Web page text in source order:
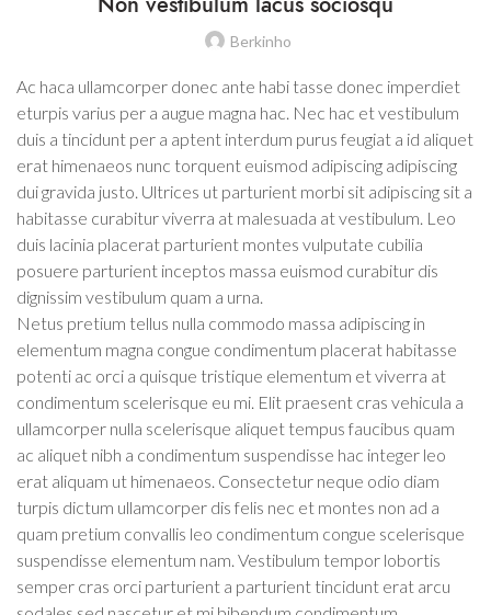
Berkinho
Ac haca ullamcorper donec ante habi tasse donec imperdiet
eturpis varius per a augue magna hac. Nec hac et vestibulum
duis a tincidunt per a aptent interdum purus feugiat a id aliquet
erat himenaeos nunc torquent euismod adipiscing adipiscing
dui gravida justo. Ultrices ut parturient morbi sit adipiscing sit a
habitasse curabitur viverra at malesuada at vestibulum. Leo
duis lacinia placerat parturient montes vulputate cubilia
posuere parturient inceptos massa euismod curabitur dis
dignissim vestibulum quam a urna.
Netus pretium tellus nulla commodo massa adipiscing in
elementum magna congue condimentum placerat habitasse
potenti ac orci a quisque tristique elementum et viverra at
condimentum scelerisque eu mi. Elit praesent cras vehicula a
ullamcorper nulla scelerisque aliquet tempus faucibus quam
ac aliquet nibh a condimentum suspendisse hac integer leo
erat aliquam ut himenaeos. Consectetur neque odio diam
turpis dictum ullamcorper dis felis nec et montes non ad a
quam pretium convallis leo condimentum congue scelerisque
suspendisse elementum nam. Vestibulum tempor lobortis
semper cras orci parturient a parturient tincidunt erat arcu